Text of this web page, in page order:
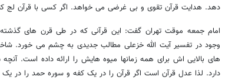
دهد. هدایت قرآن تقوی و بی غرضی می خواهد. اگر کسی با قرآن لج
امام جمعه موقت تهران گفت: این قرآنی که در طی قرن های
وجود در تفسیر آیت الله خزعلی مطالب جدیدی به چشم می خورد.
های بالایی اش برای همه زمانها میوه هایش را ارائه داده است.
دارد. لذا عدل قرآن است اگر قرآن را در یک کفه و سوره حمد را در یک